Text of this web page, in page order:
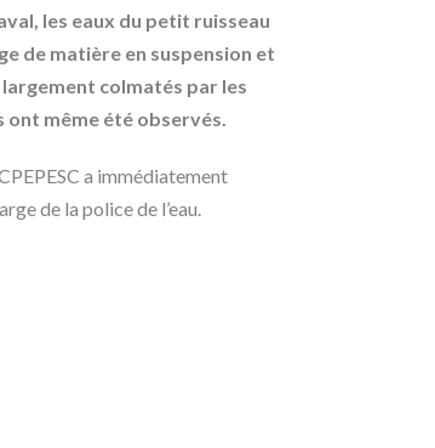
les eaux du petit ruisseau
de matière en suspension et
colmatés par les
ont même été observés.
a immédiatement
de la police de l’eau.